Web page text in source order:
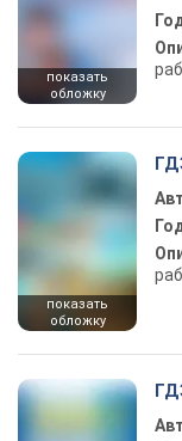
показать
обложку
показать
обложку